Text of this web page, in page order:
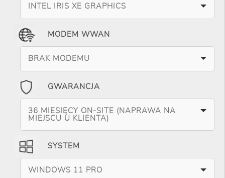
INTEL IRIS XE GRAPHICS
MODEM WWAN
BRAK MODEMU
GWARANCJA
36 MIESIĘCY ON-SITE (NAPRAWA NA
MIEJSCU U KLIENTA)
SYSTEM
WINDOWS 11 PRO